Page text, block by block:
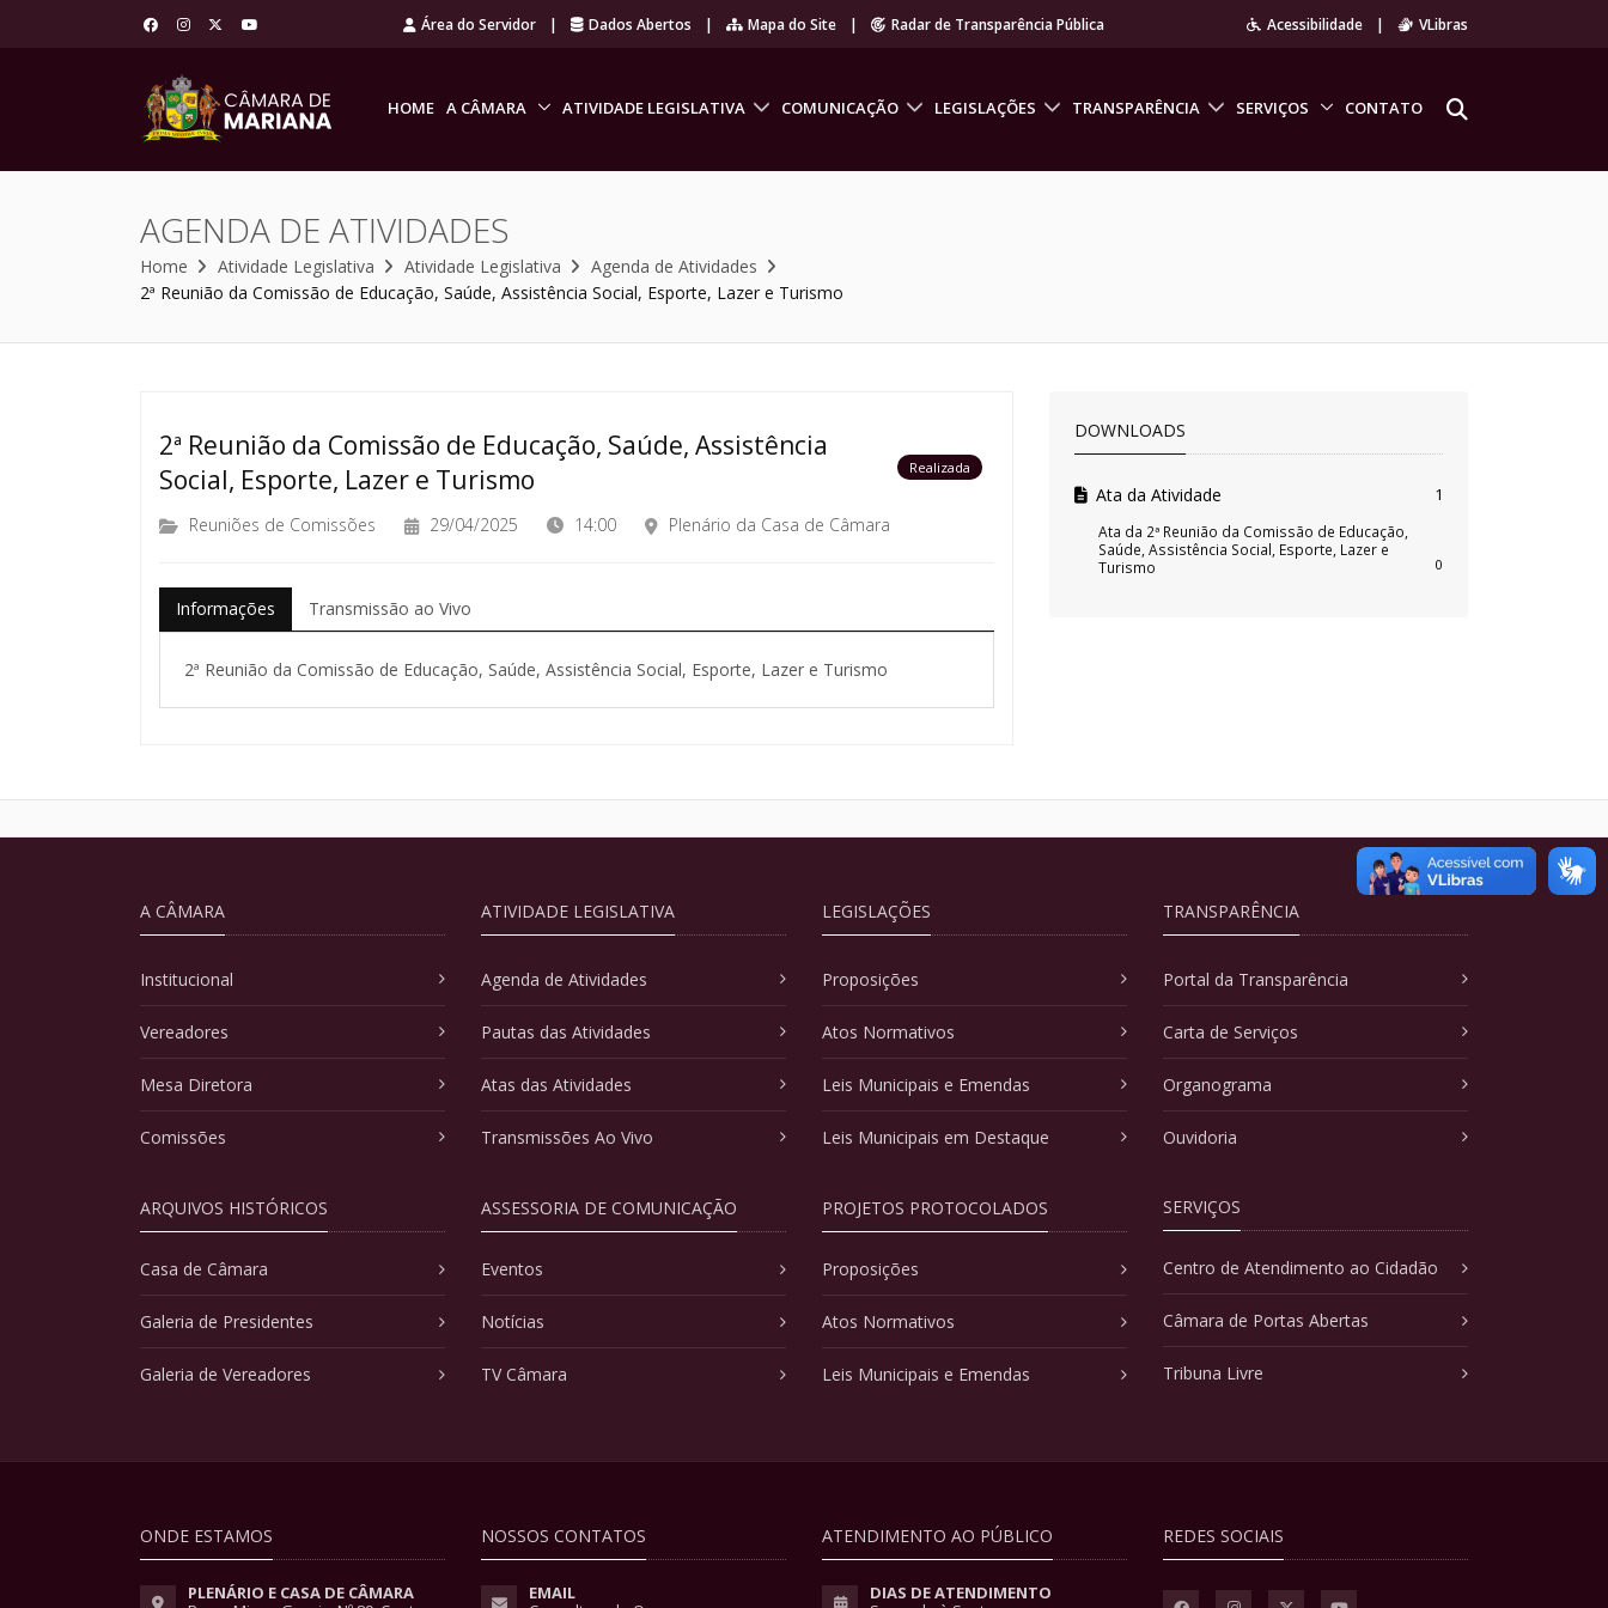
Área do Servidor | Dados Abertos | Mapa do Site | Radar de Transparência Pública Acessibilidade | VLibras
HOME A CÂMARA ATIVIDADE LEGISLATIVA COMUNICAÇÃO LEGISLAÇÕES TRANSPARÊNCIA SERVIÇOS CONTATO
AGENDA DE ATIVIDADES
Home Atividade Legislativa Atividade Legislativa
Agenda de Atividades
2ª Reunião da Comissão de Educação, Saúde, Assistência Social, Esporte, Lazer e Turismo
2ª Reunião da Comissão de Educação, Saúde, Assistência
Social, Esporte, Lazer e Turismo
Realizada
Reuniões de Comissões 29/04/2025 14:00 Plenário da Casa de Câmara
Informações Transmissão ao Vivo
2ª Reunião da Comissão de Educação, Saúde, Assistência Social, Esporte, Lazer e Turismo
DOWNLOADS
Ata da Atividade 1
Ata da 2ª Reunião da Comissão de Educação,
Saúde, Assistência Social, Esporte, Lazer e
Turismo
0
A CÂMARA
Institucional
Vereadores
Mesa Diretora
Comissões
ARQUIVOS HISTÓRICOS
Casa de Câmara
Galeria de Presidentes
Galeria de Vereadores
ATIVIDADE LEGISLATIVA
Agenda de Atividades
Pautas das Atividades
Atas das Atividades
Transmissões Ao Vivo
ASSESSORIA DE COMUNICAÇÃO
Eventos
Notícias
TV Câmara
LEGISLAÇÕES
Proposições
Atos Normativos
Leis Municipais e Emendas
Leis Municipais em Destaque
PROJETOS PROTOCOLADOS
Proposições
Atos Normativos
Leis Municipais e Emendas
TRANSPARÊNCIA
Portal da Transparência
Carta de Serviços
Organograma
Ouvidoria
SERVIÇOS
Centro de Atendimento ao Cidadão
Câmara de Portas Abertas
Tribuna Livre
ONDE ESTAMOS
PLENÁRIO E CASA DE CÂMARA
NOSSOS CONTATOS
EMAIL
ATENDIMENTO AO PÚBLICO
DIAS DE ATENDIMENTO
REDES SOCIAIS